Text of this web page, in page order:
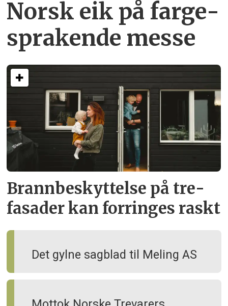
Norsk eik på farge­
sprakende messe
Brann­beskyttelse på tre­
fasader kan forringes raskt
Det gylne sagblad til Meling AS